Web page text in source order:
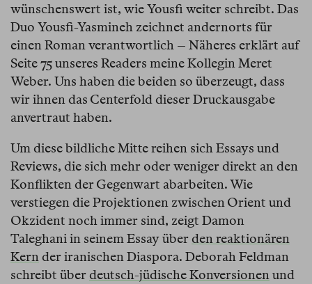
wünschenswert ist, wie Yousfi weiter schreibt. Das
Duo Yousfi-Yasmineh zeichnet andernorts für
einen Roman verantwortlich – Näheres erklärt auf
Seite 75 unseres Readers meine Kollegin Meret
Weber. Uns haben die beiden so überzeugt, dass
wir ihnen das Centerfold dieser Druckausgabe
anvertraut haben.
Um diese bildliche Mitte reihen sich Essays und
Reviews, die sich mehr oder weniger direkt an den
Konflikten der Gegenwart abarbeiten. Wie
verstiegen die Projektionen zwischen Orient und
Okzident noch immer sind, zeigt Damon
Taleghani in seinem Essay über den reaktionären
Kern der iranischen Diaspora. Deborah Feldman
schreibt über deutsch-jüdische Konversionen und